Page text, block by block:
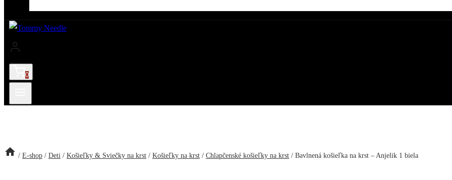
0
/ E-shop / Deti / Košieľky & Sviečky na krst / Košieľky na krst / Chlapčenské košieľky na krst / Bavlnená košieľka na krst – Anjelik 1 biela